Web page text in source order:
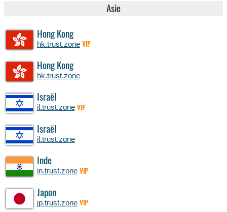
Asie
Hong Kong
hk.trust.zone VIP
Hong Kong
hk.trust.zone
Israël
il.trust.zone VIP
Israël
il.trust.zone
Inde
in.trust.zone VIP
Japon
jp.trust.zone VIP